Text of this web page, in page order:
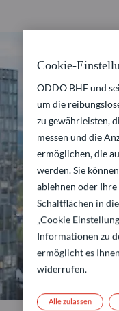
Cookie-
ODDO BHF und
um die
zu gewährleisten,
messen und die
ermöglichen, die
werden. Sie
ablehnen oder
Schaltflächen in
„Cookie
Informationen zu
ermöglicht es
widerrufen.
Alle zulassen